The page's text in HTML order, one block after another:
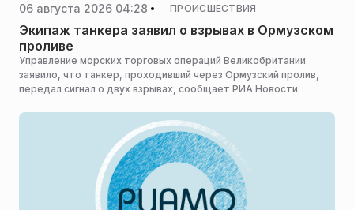
06 августа 2026 04:28 ПРОИСШЕСТВИЯ
Экипаж танкера заявил о взрывах в Ормузском
проливе
Управление морских торговых операций Великобритании
заявило, что танкер, проходивший через Ормузский пролив,
передал сигнал о двух взрывах, сообщает РИА Новости.